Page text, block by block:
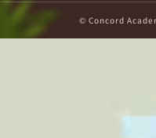
© Concord